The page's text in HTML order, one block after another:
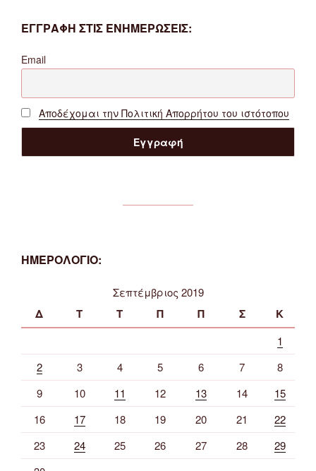
ΕΓΓΡΑΦΗ ΣΤΙΣ ΕΝΗΜΕΡΩΣΕΙΣ:
Email
Αποδέχομαι την Πολιτική Απορρήτου του ιστότοπου
ΗΜΕΡΟΛΟΓΙΟ:
Σεπτέμβριος 2019
Δ Τ Τ Π Π Σ Κ
1
2
3 4 5 6 7
8
9
10 11 12 13 14
15
16
17 18 19 20 21
22
23
24 25 26 27 28
29